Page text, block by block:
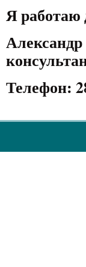
Я работаю
Телефон: